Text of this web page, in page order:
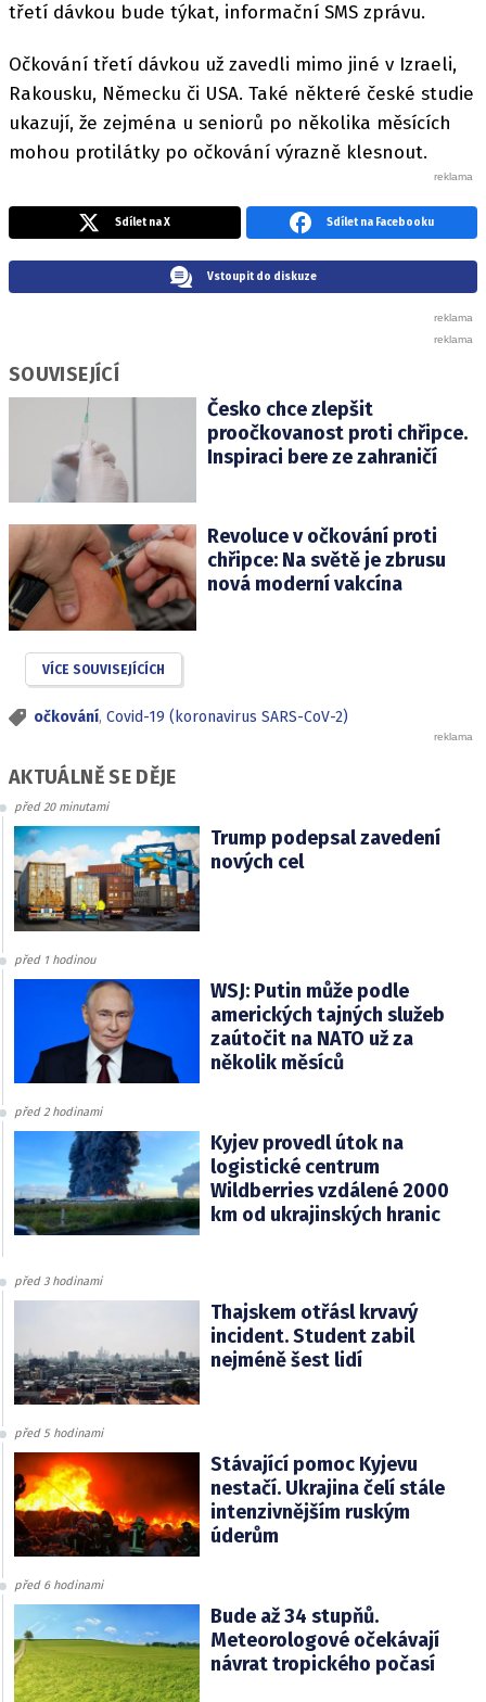
třetí dávkou bude týkat, informační SMS zprávu.
Očkování třetí dávkou už zavedli mimo jiné v Izraeli,
Rakousku, Německu či USA. Také některé české studie
ukazují, že zejména u seniorů po několika měsících
mohou protilátky po očkování výrazně klesnout.
Sdílet na X Sdílet na Facebooku
Vstoupit do diskuze
SOUVISEJÍCÍ
Česko chce zlepšit
proočkovanost proti chřipce.
Inspiraci bere ze zahraničí
Revoluce v očkování proti
chřipce: Na světě je zbrusu
nová moderní vakcína
VÍCE SOUVISEJÍCÍCH
očkování, Covid-19 (koronavirus SARS-CoV-2)
AKTUÁLNĚ SE DĚJE
před 20 minutami
Trump podepsal zavedení
nových cel
před 1 hodinou
WSJ: Putin může podle
amerických tajných služeb
zaútočit na NATO už za
několik měsíců
před 2 hodinami
Kyjev provedl útok na
logistické centrum
Wildberries vzdálené 2000
km od ukrajinských hranic
před 3 hodinami
Thajskem otřásl krvavý
incident. Student zabil
nejméně šest lidí
před 5 hodinami
Stávající pomoc Kyjevu
nestačí. Ukrajina čelí stále
intenzivnějším ruským
úderům
před 6 hodinami
Bude až 34 stupňů.
Meteorologové očekávají
návrat tropického počasí